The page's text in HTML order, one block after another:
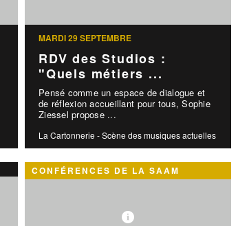
MARDI 29 SEPTEMBRE
RDV des Studios :
"Quels métiers ...
Pensé comme un espace de dialogue et
de réflexion accueillant pour tous, Sophie
Ziessel propose ...
La Cartonnerie - Scène des musiques actuelles
CONFÉRENCES DE LA SAAM